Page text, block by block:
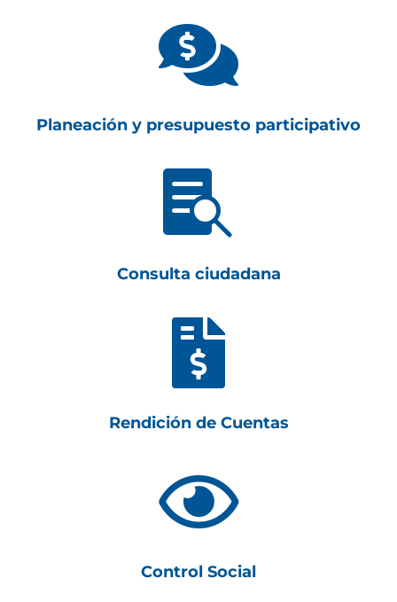

Planeación y presupuesto participativo

Consulta ciudadana

Rendición de Cuentas

Control Social